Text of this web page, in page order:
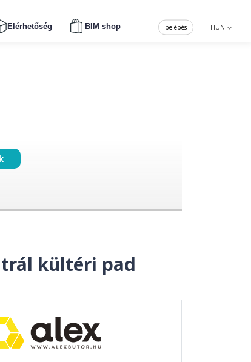
Elérhetőség BIM shop HUN
belépés
kültéri pad